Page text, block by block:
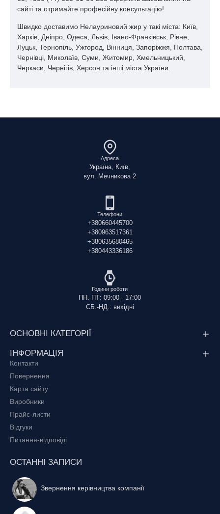
IUPAC
0.5em;
margin-
макс
сайті та отримайте професійну консультацію!
Швидко доставимо Нелауриновий жир у такі міста: Київ,
Харків, Дніпро, Одеса, Львів, Івано-Франківськ, Рівне,
Луцьк, Тернопіль, Ужгород, Вінниця, Запоріжжя, Полтава,
Чернівці, Миколаїв, Суми, Житомир, Хмельницький,
Черкаси, Чернігів, Херсон та інші міста України.
Адреса
Україна, Київ,
вул. Мечникова 2
Телефони
+380660445700
+380963517361
+380635680465
+380443336186
Години роботи
ПН.-ПТ: 09:00 - 17:00
СБ.-НД.: вихідні
ОСНОВНІ КАТЕГОРІЇ
ІНФОРМАЦІЯ
Контакти
Повернення
Карта сайту
Виробники
Прайс-листи
Відгуки
Питання-відповіді
ОСТАННІ ЗАПИСИ
Звернення керівництва компанії